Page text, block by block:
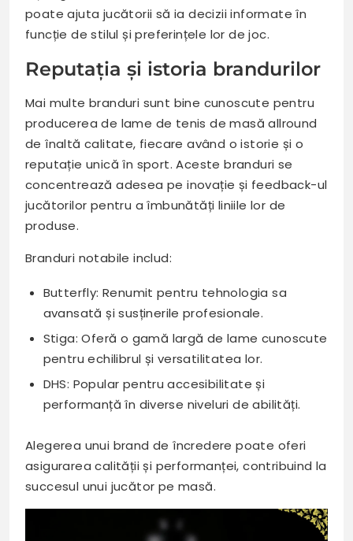
poate ajuta jucătorii să ia decizii informate în
funcție de stilul și preferințele lor de joc.
Reputația și istoria brandurilor
Mai multe branduri sunt bine cunoscute pentru
producerea de lame de tenis de masă allround
de înaltă calitate, fiecare având o istorie și o
reputație unică în sport. Aceste branduri se
concentrează adesea pe inovație și feedback-ul
jucătorilor pentru a îmbunătăți liniile lor de
produse.
Branduri notabile includ:
Butterfly: Renumit pentru tehnologia sa
avansată și susținerile profesionale.
Stiga: Oferă o gamă largă de lame cunoscute
pentru echilibrul și versatilitatea lor.
DHS: Popular pentru accesibilitate și
performanță în diverse niveluri de abilități.
Alegerea unui brand de încredere poate oferi
asigurarea calității și performanței, contribuind la
succesul unui jucător pe masă.